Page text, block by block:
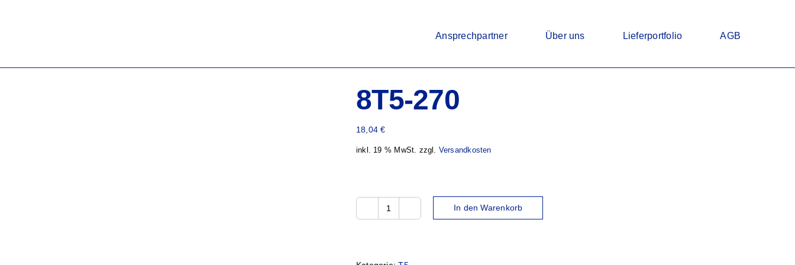
Ansprechpartner Über uns Lieferportfolio AGB
8T5-270
18,04€
inkl. 19 % MwSt. zzgl. Versandkosten
8T5-
In den Warenkorb